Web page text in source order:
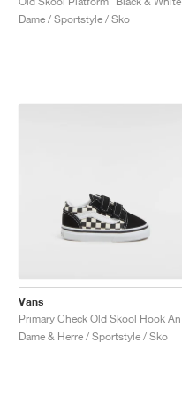
Dame / Sportstyle / Sko
Vans
Dame & Herre / Sportstyle / Sko